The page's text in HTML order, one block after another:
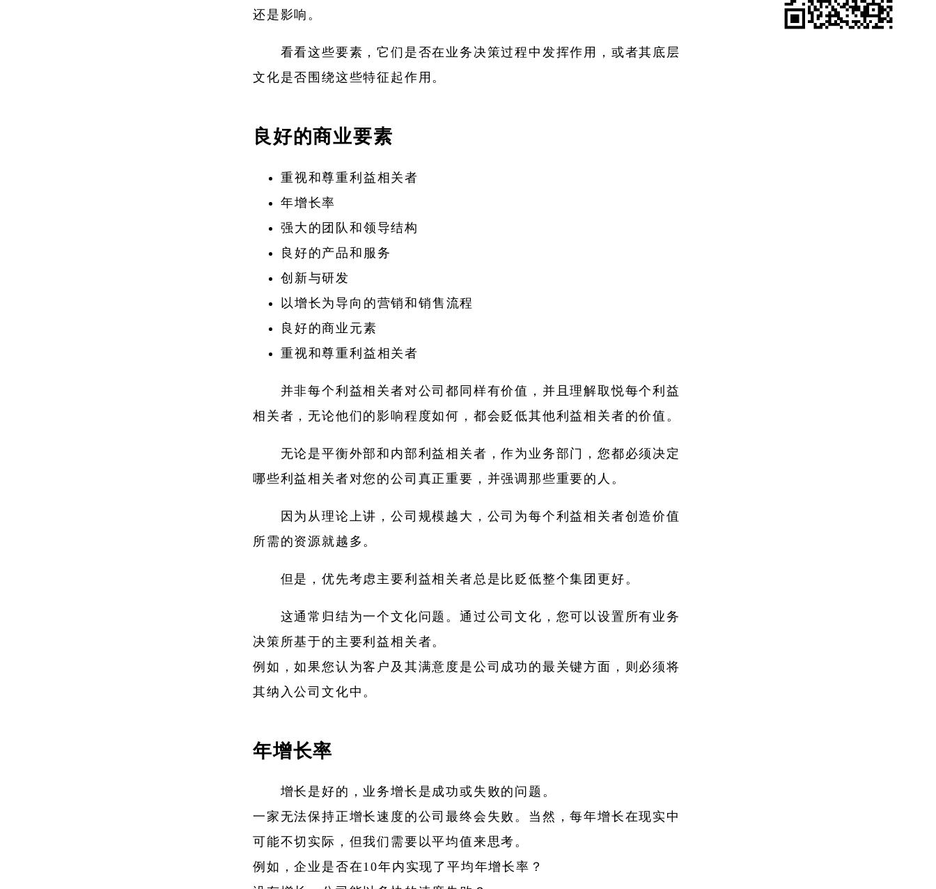
还是影响。
看看这些要素，它们是否在业务决策过程中发挥作用，或者其底层
文化是否围绕这些特征起作用。
良好的商业要素
重视和尊重利益相关者
年增长率
强大的团队和领导结构
良好的产品和服务
创新与研发
以增长为导向的营销和销售流程
良好的商业元素
重视和尊重利益相关者
并非每个利益相关者对公司都同样有价值，并且理解取悦每个利益
相关者，无论他们的影响程度如何，都会贬低其他利益相关者的价值。
无论是平衡外部和内部利益相关者，作为业务部门，您都必须决定
哪些利益相关者对您的公司真正重要，并强调那些重要的人。
因为从理论上讲，公司规模越大，公司为每个利益相关者创造价值
所需的资源就越多。
但是，优先考虑主要利益相关者总是比贬低整个集团更好。
这通常归结为一个文化问题。通过公司文化，您可以设置所有业务
决策所基于的主要利益相关者。
例如，如果您认为客户及其满意度是公司成功的最关键方面，则必须将
其纳入公司文化中。
年增长率
增长是好的，业务增长是成功或失败的问题。
一家无法保持正增长速度的公司最终会失败。当然，每年增长在现实中
可能不切实际，但我们需要以平均值来思考。
例如，企业是否在10年内实现了平均年增长率？